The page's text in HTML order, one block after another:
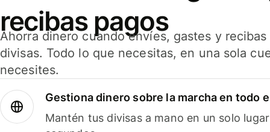
recibas pagos
Ahorra dinero cuando envíes, gastes y
divisas. Todo lo que necesitas, en una sola
necesites.
Gestiona dinero sobre la marcha en todo
Mantén tus divisas a mano en un solo